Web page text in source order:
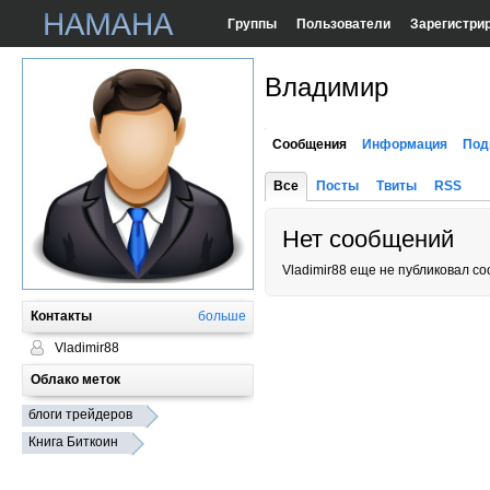
Группы Пользователи
Контакты больше
Vladimir88
Облако меток
блоги трейдеров
Книга Биткоин
Владимир
Сообщения Информация
Все Посты Твиты RSS
Нет сообщений
Vladimir88 еще не публиковал